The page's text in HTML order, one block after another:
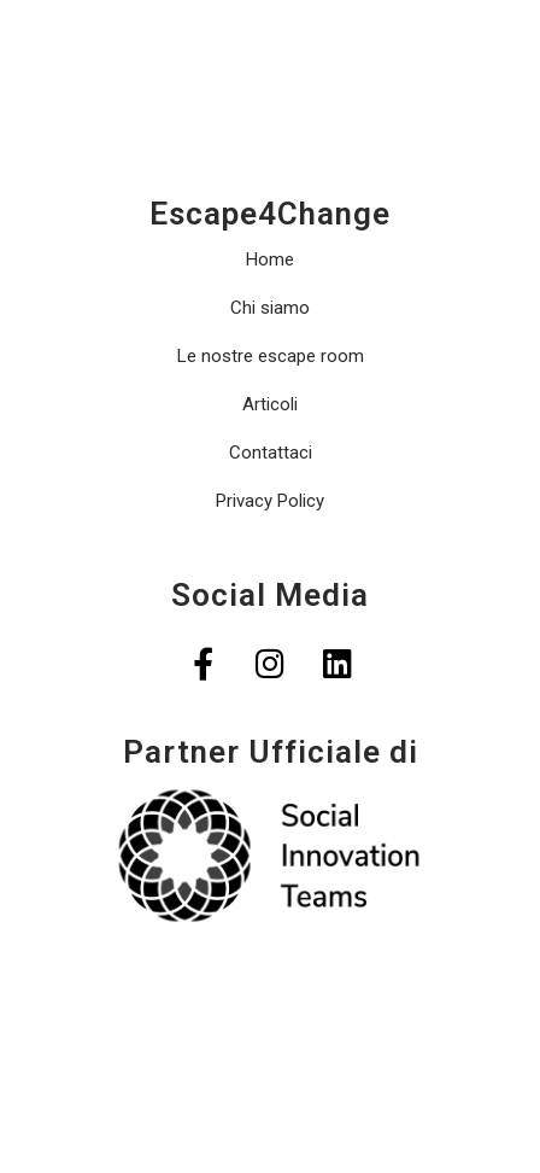
Escape4Change
Home
Chi siamo
Le nostre escape room
Articoli
Contattaci
Privacy Policy
Social Media
Partner Ufficiale di